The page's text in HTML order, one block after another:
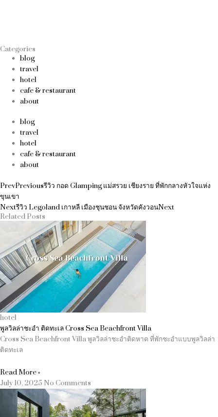
Categories
blog
travel
hotel
cafe & restaurant
about
blog
travel
hotel
cafe & restaurant
about
PrevPreviousรีวิว กอด Glamping แม่สรวย เชียงราย ที่พักกลางหัวใจแห่ง
ขุนเขา
Nextรีวิว Legoland เกาหลี เมืองชุนชอน จังหวัดคังวอนNext
Related Posts
hotel
พูลวิลล่าชะอำ ติดทะเล Cross Sea Beachfront Villa
Cross Sea Beachfront Villa พูลวิลล่าชะอำติดหาด ที่พักชะอำแบบพูลวิลล่า
ติดทะเล
Read More »
July 10, 2025 No Comments